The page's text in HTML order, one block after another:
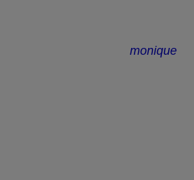
monique